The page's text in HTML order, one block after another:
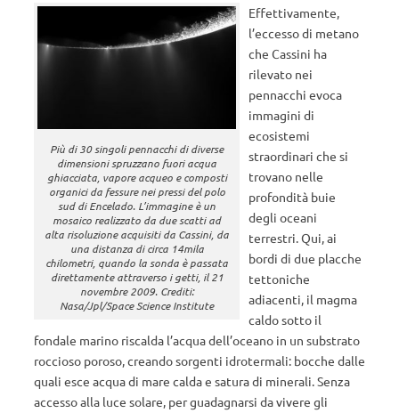
Più di 30 singoli pennacchi di diverse
dimensioni spruzzano fuori acqua
ghiacciata, vapore acqueo e composti
organici da fessure nei pressi del polo
sud di Encelado. L’immagine è un
mosaico realizzato da due scatti ad
alta risoluzione acquisiti da Cassini, da
una distanza di circa 14mila
chilometri, quando la sonda è passata
direttamente attraverso i getti, il 21
novembre 2009. Crediti:
Nasa/Jpl/Space Science Institute
Effettivamente,
l’eccesso di metano
che Cassini ha
rilevato nei
pennacchi evoca
immagini di
ecosistemi
straordinari che si
trovano nelle
profondità buie
degli oceani
terrestri. Qui, ai
bordi di due placche
tettoniche
adiacenti, il magma
caldo sotto il
fondale marino riscalda l’acqua dell’oceano in un substrato
roccioso poroso, creando sorgenti idrotermali: bocche dalle
quali esce acqua di mare calda e satura di minerali. Senza
accesso alla luce solare, per guadagnarsi da vivere gli